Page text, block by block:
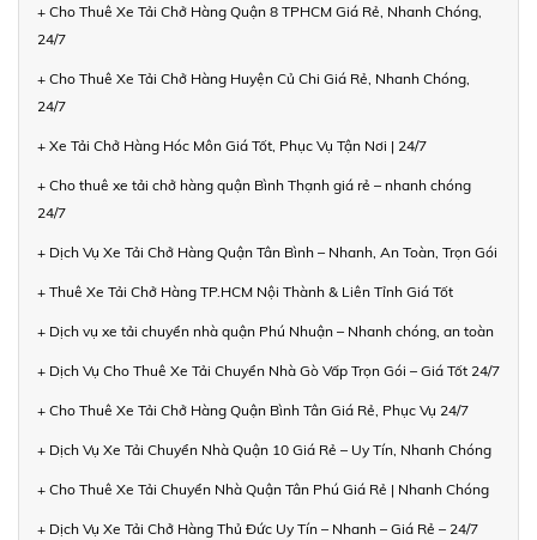
+ Cho Thuê Xe Tải Chở Hàng Quận 8 TPHCM Giá Rẻ, Nhanh Chóng,
24/7
+ Cho Thuê Xe Tải Chở Hàng Huyện Củ Chi Giá Rẻ, Nhanh Chóng,
24/7
+ Xe Tải Chở Hàng Hóc Môn Giá Tốt, Phục Vụ Tận Nơi | 24/7
+ Cho thuê xe tải chở hàng quận Bình Thạnh giá rẻ – nhanh chóng
24/7
+ Dịch Vụ Xe Tải Chở Hàng Quận Tân Bình – Nhanh, An Toàn, Trọn Gói
+ Thuê Xe Tải Chở Hàng TP.HCM Nội Thành & Liên Tỉnh Giá Tốt
+ Dịch vụ xe tải chuyển nhà quận Phú Nhuận – Nhanh chóng, an toàn
+ Dịch Vụ Cho Thuê Xe Tải Chuyển Nhà Gò Vấp Trọn Gói – Giá Tốt 24/7
+ Cho Thuê Xe Tải Chở Hàng Quận Bình Tân Giá Rẻ, Phục Vụ 24/7
+ Dịch Vụ Xe Tải Chuyển Nhà Quận 10 Giá Rẻ – Uy Tín, Nhanh Chóng
+ Cho Thuê Xe Tải Chuyển Nhà Quận Tân Phú Giá Rẻ | Nhanh Chóng
+ Dịch Vụ Xe Tải Chở Hàng Thủ Đức Uy Tín – Nhanh – Giá Rẻ – 24/7